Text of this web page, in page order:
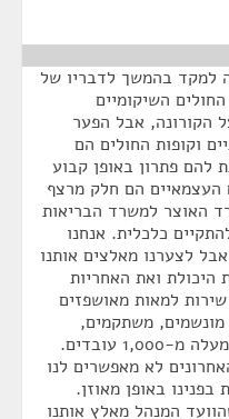
למקד בהמשך לדבריו של
השיקומיים
הקורונה, אבל הפער
וקופות החולים הם
להם פתרון באופן קבוע
העצמאיים הם חלק מרצף
האוצר למשרד הבריאות
כלכלית. אנחנו
לצערנו מאלצים אותנו
היכולת ואת האחריות
למאות מאושפזים
מונשמים, משתקמים,
משתקמי קורונה. אנחנו מעסיקים למעלה מ-1,000 עובדים.
לא מאפשרים לנו
באופן מאוזן.
המנהל מאלץ אותנו